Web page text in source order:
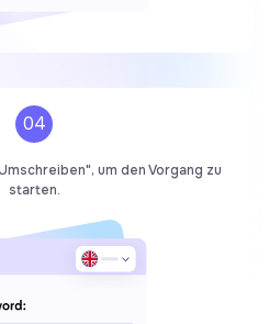
04
um den Vorgang zu
starten.